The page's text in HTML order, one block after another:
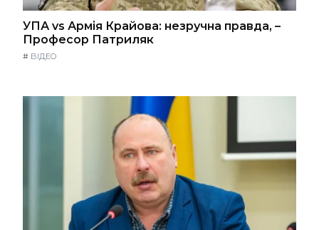
УПА vs Армія Крайова: незручна правда, –
Професор Патриляк
# ВІДЕО